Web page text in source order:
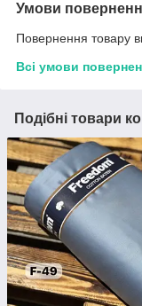
Умови
Повернення товару
Всі умови
Подібні товари